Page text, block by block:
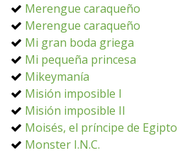
Merengue caraqueño
Merengue caraqueño
Mi gran boda griega
Mi pequeña princesa
Mikeymanía
Misión imposible I
Misión imposible II
Moisés, el príncipe de Egipto
Monster I.N.C.